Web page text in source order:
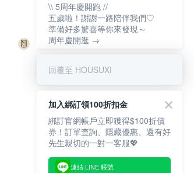
\\ 5周年慶開跑 //
五歲啦！謝謝一路陪伴我們♡
準備好多驚喜等你來發現～
周年慶開逛 →
回覆至 HOUSUXI
加入綁訂領100折扣金
綁訂官網帳戶立即獲得$100折價
券！訂單查詢、隱藏優惠、還有好
先生親切的一對一客服💖
連結 LINE 帳號